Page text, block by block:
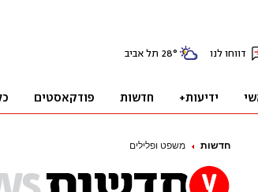
חדשות משפט ופלילים